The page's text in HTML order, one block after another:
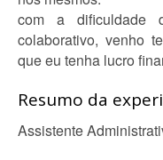
com a dificuldade
colaborativo, venho
que eu tenha lucro
Resumo da
Assistente